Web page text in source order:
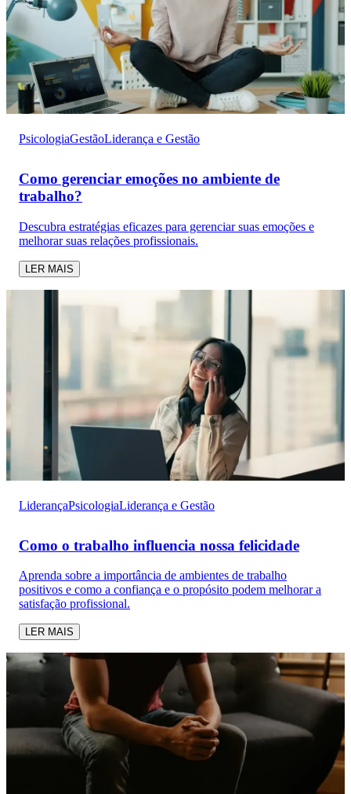
PsicologiaGestãoLiderança e Gestão
Como gerenciar emoções no ambiente de
trabalho?
Descubra estratégias eficazes para gerenciar suas emoções e
melhorar suas relações profissionais.
LER MAIS
LiderançaPsicologiaLiderança e Gestão
Como o trabalho influencia nossa felicidade
Aprenda sobre a importância de ambientes de trabalho
positivos e como a confiança e o propósito podem melhorar a
satisfação profissional.
LER MAIS